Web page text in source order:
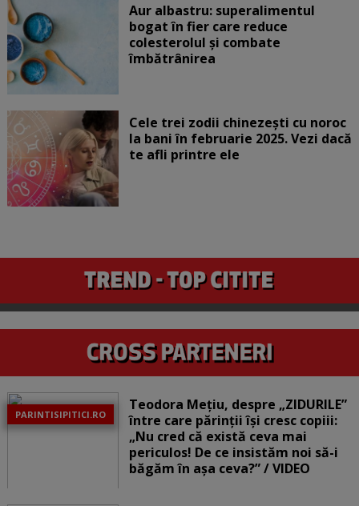
Aur albastru: superalimentul
bogat în fier care reduce
colesterolul și combate
îmbătrânirea
Cele trei zodii chinezești cu noroc
la bani în februarie 2025. Vezi dacă
te afli printre ele
PARINTISIPITICI.RO
Teodora Mețiu, despre „ZIDURILE”
între care părinții își cresc copiii:
„Nu cred că există ceva mai
periculos! De ce insistăm noi să-i
băgăm în așa ceva?” / VIDEO